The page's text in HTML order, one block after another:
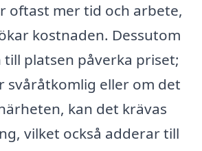
oftast mer tid och arbete,
kostnaden. Dessutom
platsen påverka priset;
svåråtkomlig eller om det
kan det krävas
vilket också adderar till